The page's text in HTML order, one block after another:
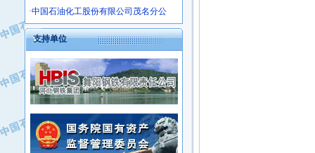
·萍乡市庞泰化工填料有限公司
·实华(天津)国际贸易有限公司
·上海宝钢商贸有限公司
·辽河石油勘探局总机械厂
·正泰集团
·华北油田科达开发有限公司
·中石化西南石油局井下工程处
·大庆油田石油专用设备有限公司
·中国石油化工股份有限公司茂名分公
支持单位
·中国石化茂名石化分公司
·中国石油大港油田分公司